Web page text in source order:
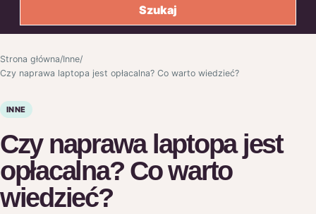
Szukaj
Strona główna/Inne/
Czy naprawa laptopa jest opłacalna? Co warto wiedzieć?
INNE
Czy naprawa laptopa jest
opłacalna? Co warto
wiedzieć?